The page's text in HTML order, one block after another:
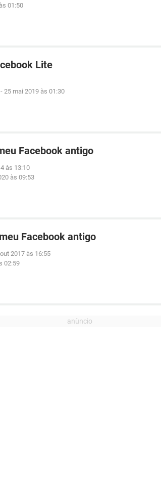
01:50
Lite
- 25 mai 2019 às 01:30
Facebook antigo
às 13:10
às 09:53
Facebook antigo
2017 às 16:55
02:59